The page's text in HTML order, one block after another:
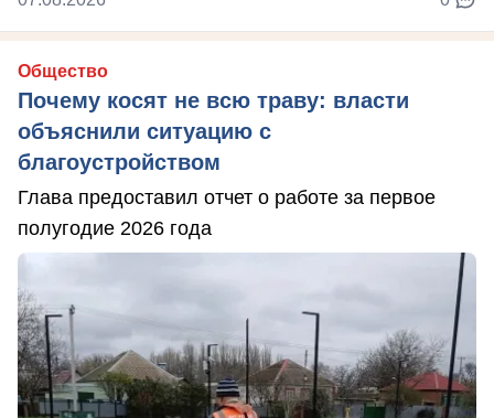
Общество
Почему косят не всю траву: власти
объяснили ситуацию с
благоустройством
Глава предоставил отчет о работе за первое
полугодие 2026 года